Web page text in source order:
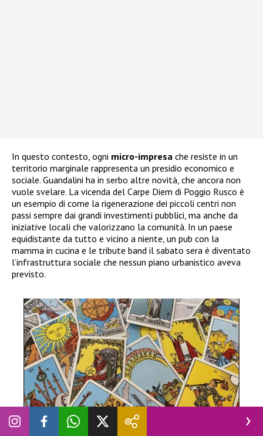
In questo contesto, ogni micro-impresa che resiste in un
territorio marginale rappresenta un presidio economico e
sociale. Guandalini ha in serbo altre novità, che ancora non
vuole svelare. La vicenda del Carpe Diem di Poggio Rusco è
un esempio di come la rigenerazione dei piccoli centri non
passi sempre dai grandi investimenti pubblici, ma anche da
iniziative locali che valorizzano la comunità. In un paese
equidistante da tutto e vicino a niente, un pub con la
mamma in cucina e le tribute band il sabato sera è diventato
l’infrastruttura sociale che nessun piano urbanistico aveva
previsto.